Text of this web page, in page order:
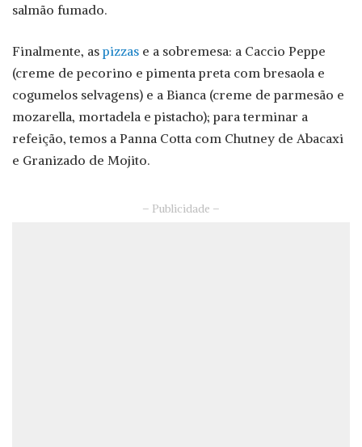
salmão fumado.
Finalmente, aspizzas e a sobremesa: a Caccio Peppe
(creme de pecorino e pimenta preta com bresaola e
cogumelos selvagens) e a Bianca (creme de parmesão e
mozarella, mortadela e pistacho); para terminar a
refeição, temos a Panna Cotta com Chutney de Abacaxi
e Granizado de Mojito.
– Publicidade –